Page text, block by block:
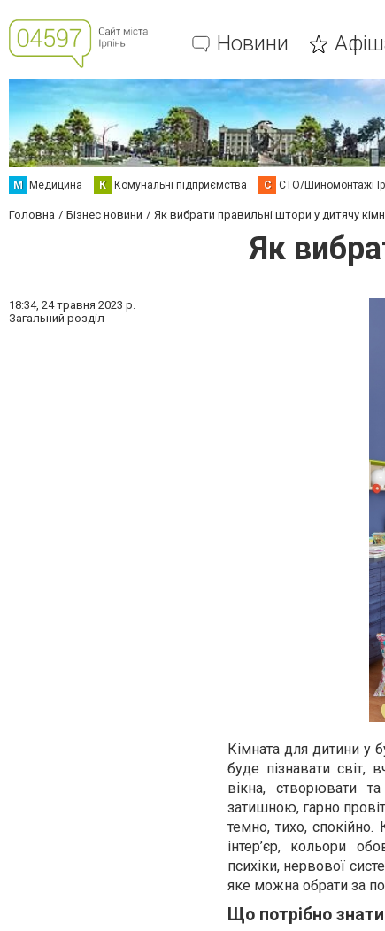
Новини
М Медицина К Комунальні підприємства С СТО/Шиномонтажі
Головна Бізнес новини Як вибрати правильні штори у дитячу
Як
18:34, 24 травня 2023 р.
Загальний розділ
Кімната для дитини у
буде пізнавати світ,
вікна, створювати
затишною, гарно
темно, тихо, спокійно.
інтер’єр, кольори
психіки, нервової
яке можна обрати за
Що потрібно